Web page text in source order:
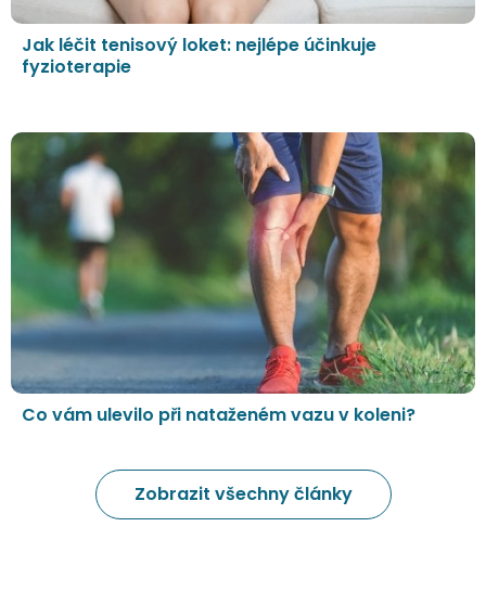
Jak léčit tenisový loket: nejlépe účinkuje
fyzioterapie
Co vám ulevilo při nataženém vazu v koleni?
Zobrazit všechny články